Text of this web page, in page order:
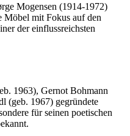
Mogensen (1914-1972)
Möbel mit Fokus auf den
der einflussreichsten
1963), Gernot Bohmann
(geb. 1967) gegründete
für seinen poetischen